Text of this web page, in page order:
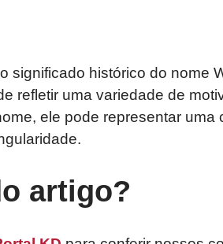
significado histórico do nome
refletir uma variedade de
ele pode representar uma
artigo?